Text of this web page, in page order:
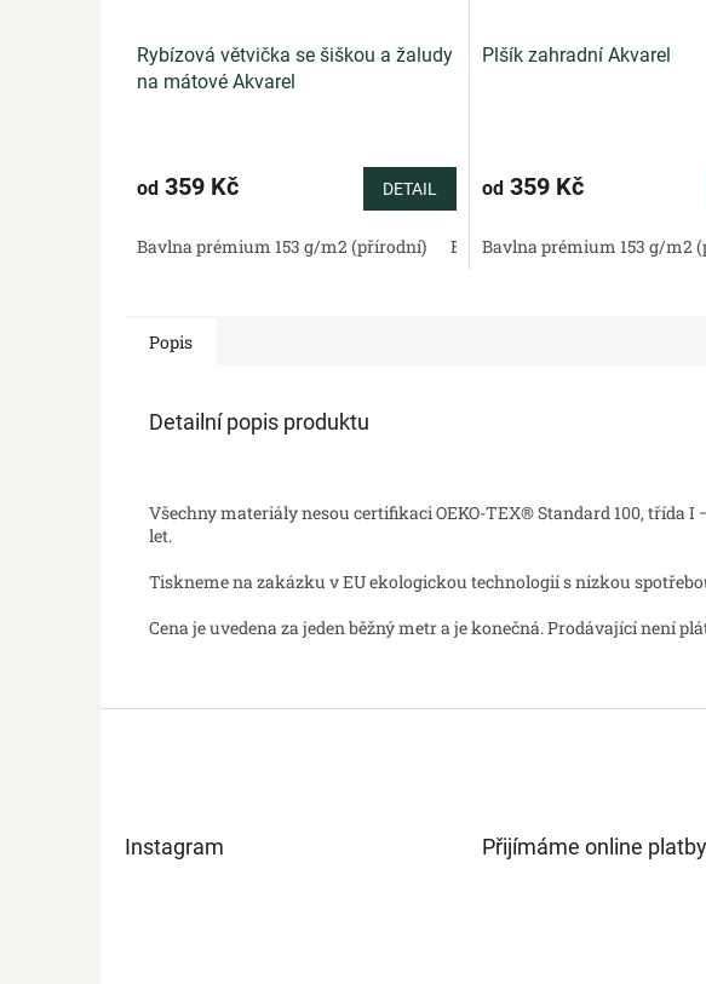
Rybízová větvička se šiškou a žaludy
na mátové Akvarel
od 359 Kč DETAIL
Bavlna prémium 153 g/m2 (přírodní) Bavlněný satén 130 g/m2
Plšík zahradní Akvarel
od359 Kč
Bavlna prémium 153 g/m2
Popis
Detailní popis produktu
Všechny materiály nesou certifikaci OEKO-TEX® Standard 100, třída
let.
Tiskneme na zakázku v EU ekologickou technologií s nízkou
Cena je uvedena za jeden běžný metr a je konečná. Prodávající není
Instagram Přijímáme online platby